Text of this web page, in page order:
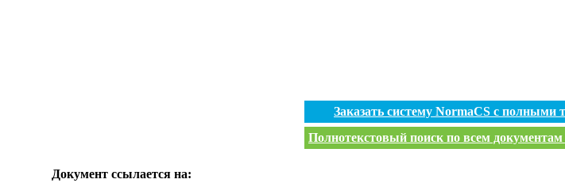
Заказать систему NormaCS с полными
Полнотекстовый поиск по всем документам
Документ ссылается на: